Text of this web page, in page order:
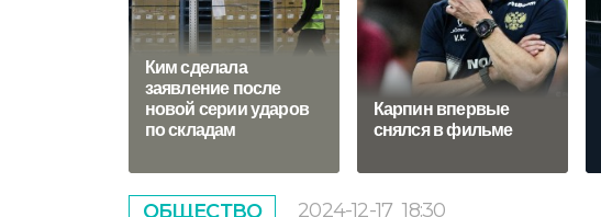
Ким сделала
заявление после
новой серии ударов
по складам
Карпин впервые
снялся в фильме
ОБЩЕСТВО 2024-12-17 18:30